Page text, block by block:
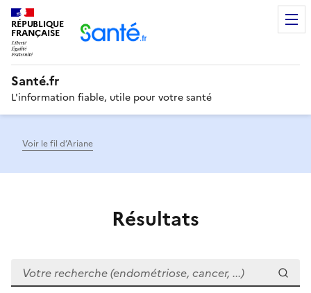
RÉPUBLIQUE
FRANÇAISE
Santé.fr
L'information fiable, utile pour votre santé
Voir le fil d’Ariane
Résultats
Votre recherche (endométriose, cancer, ...)